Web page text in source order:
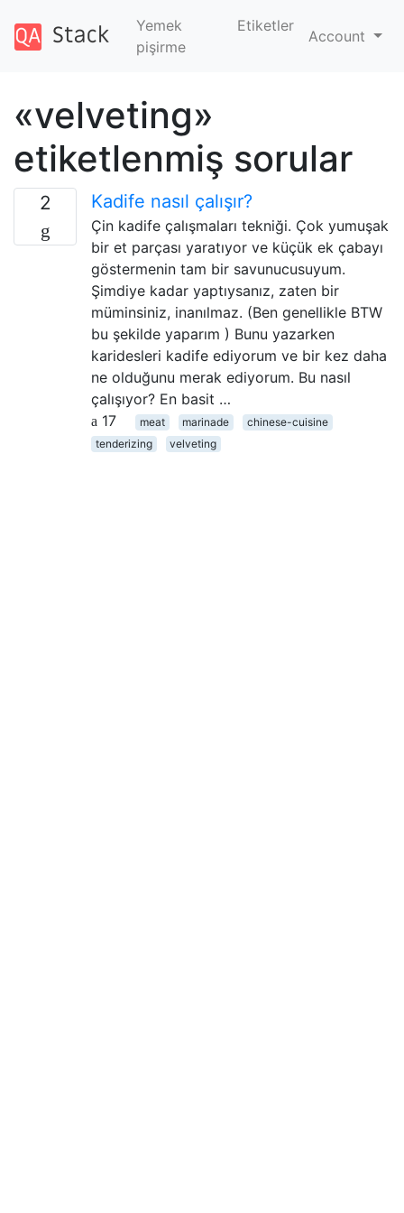
Yemek
pişirme
Etiketler
Account
«velveting»
etiketlenmiş sorular
2 Kadife nasıl çalışır?
Çin kadife çalışmaları tekniği. Çok yumuşak
bir et parçası yaratıyor ve küçük ek çabayı
göstermenin tam bir savunucusuyum.
Şimdiye kadar yaptıysanız, zaten bir
müminsiniz, inanılmaz. (Ben genellikle BTW
bu şekilde yaparım ) Bunu yazarken
karidesleri kadife ediyorum ve bir kez daha
ne olduğunu merak ediyorum. Bu nasıl
çalışıyor? En basit …
17
meat marinade
chinese-cuisine
tenderizing
velveting